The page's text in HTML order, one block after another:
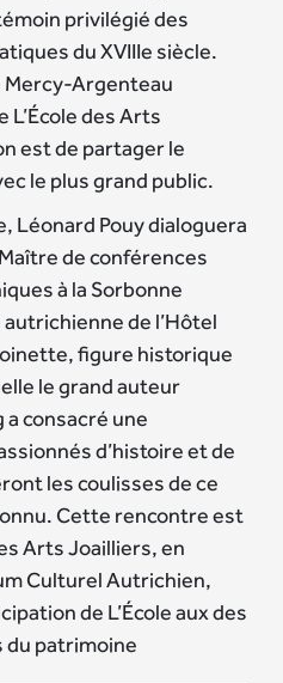
privilégié des
du XVIIIe siècle.
Mercy-Argenteau
des Arts
est de partager le
le plus grand public.
Léonard Pouy dialoguera
de conférences
à la Sorbonne
de l’Hôtel
figure historique
le grand auteur
consacré une
d’histoire et de
les coulisses de ce
Cette rencontre est
Arts Joailliers, en
Culturel Autrichien,
de L’École aux des
du patrimoine